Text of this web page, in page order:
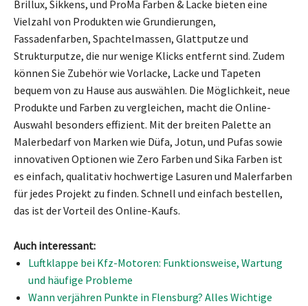
Brillux, Sikkens, und ProMa Farben & Lacke bieten eine
Vielzahl von Produkten wie Grundierungen,
Fassadenfarben, Spachtelmassen, Glattputze und
Strukturputze, die nur wenige Klicks entfernt sind. Zudem
können Sie Zubehör wie Vorlacke, Lacke und Tapeten
bequem von zu Hause aus auswählen. Die Möglichkeit, neue
Produkte und Farben zu vergleichen, macht die Online-
Auswahl besonders effizient. Mit der breiten Palette an
Malerbedarf von Marken wie Düfa, Jotun, und Pufas sowie
innovativen Optionen wie Zero Farben und Sika Farben ist
es einfach, qualitativ hochwertige Lasuren und Malerfarben
für jedes Projekt zu finden. Schnell und einfach bestellen,
das ist der Vorteil des Online-Kaufs.
Auch interessant:
Luftklappe bei Kfz-Motoren: Funktionsweise, Wartung
und häufige Probleme
Wann verjähren Punkte in Flensburg? Alles Wichtige